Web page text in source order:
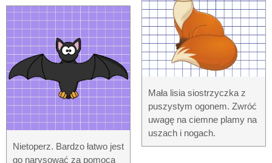
Nietoperz. Bardzo łatwo jest
go narysować za pomocą
Mała lisia siostrzyczka z
puszystym ogonem. Zwróć
uwagę na ciemne plamy na
uszach i nogach.